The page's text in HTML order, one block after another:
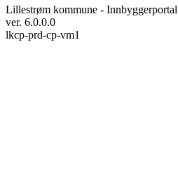
Lillestrøm kommune - Innbyggerportal
ver. 6.0.0.0
lkcp-prd-cp-vm1